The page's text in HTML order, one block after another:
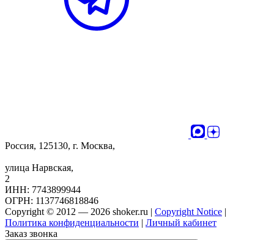
Россия, 125130, г. Москва,
улица Нарвская,
2
ИНН: 7743899944
ОГРН: 1137746818846
Copyright © 2012 — 2026 shoker.ru | Copyright Notice |
Политика конфиденциальности | Личный кабинет
Заказ звонка